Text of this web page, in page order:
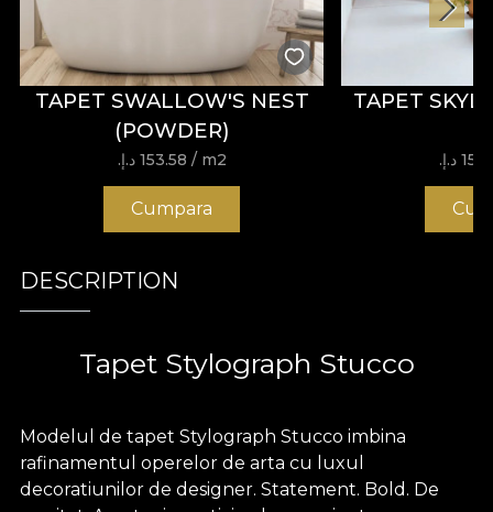
TAPET SWALLOW'S NEST
(POWDER)
153.58 د.إ.‏ / m2
Cumpara
TAPET
د.إ.‏
DESCRIPTION
Tapet Stylograph Stucco
Modelul de tapet Stylograph Stucco imbina
rafinamentul operelor de arta cu luxul
decoratiunilor de designer. Statement. Bold. De